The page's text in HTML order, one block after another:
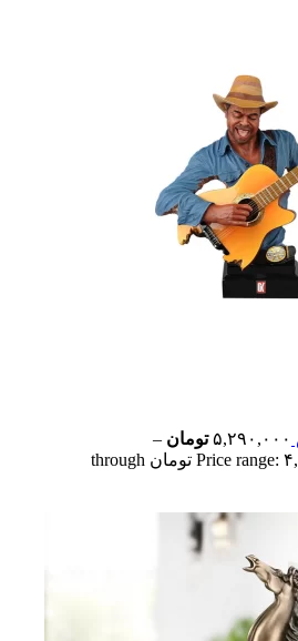
۵,۲۹۰,۰۰۰ تومان –
Price range: ۴,۹۹۰,۰۰۰ تومان through